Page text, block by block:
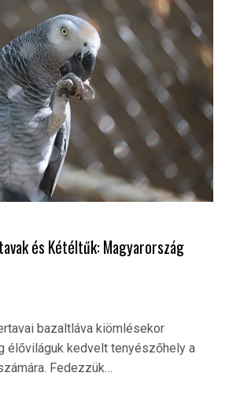
és Kétéltűk: Magyarország
bazaltláva kiömlésekor
élőviláguk kedvelt tenyészőhely a
Fedezzük…